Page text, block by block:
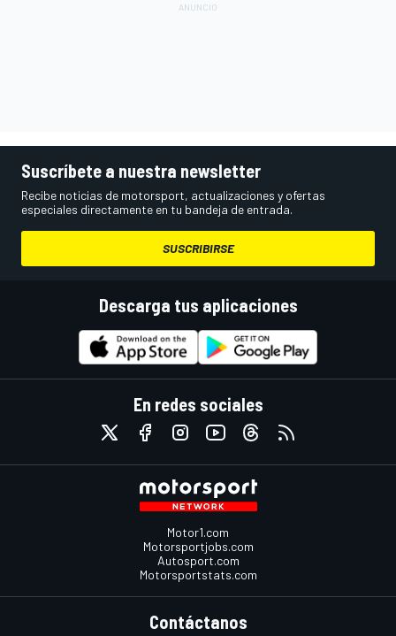
Suscríbete a nuestra newsletter
Recibe noticias de motorsport, actualizaciones y ofertas
especiales directamente en tu bandeja de entrada.
SUSCRIBIRSE
Descarga tus aplicaciones
En redes sociales
Motor1.com
Motorsportjobs.com
Autosport.com
Motorsportstats.com
Contáctanos